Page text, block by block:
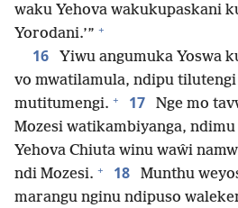
waku Yehova wakukupaskani
Yorodani.’” +
16
Yiwu angumuka Yoswa
vo mwatilamula, ndipu
mutitumengi. + 17
Nge mo
Mozesi watikambiyanga,
Yehova Chiuta winu waŵi
ndi Mozesi. + 18
Munthu
marangu nginu ndipuso